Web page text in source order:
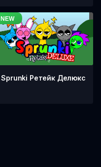
Sprunki Ретейк Делюкс